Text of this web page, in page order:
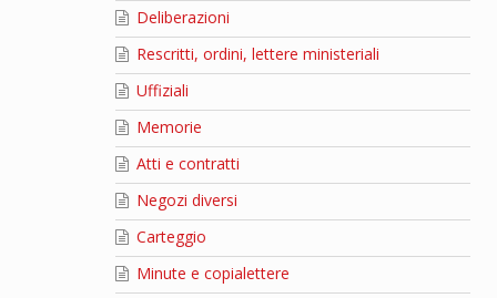
Deliberazioni
Rescritti, ordini, lettere ministeriali
Uffiziali
Memorie
Atti e contratti
Negozi diversi
Carteggio
Minute e copialettere